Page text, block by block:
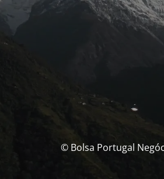
© Bolsa Portugal